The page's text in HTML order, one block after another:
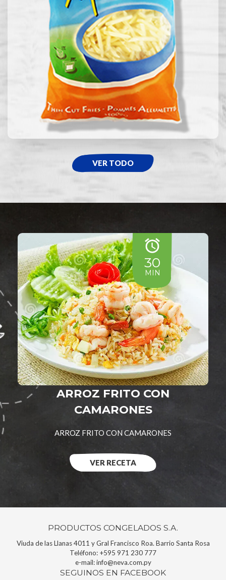
VER TODO
30
MIN
ARROZ FRITO CON
CAMARONES
ARROZ FRITO CON CAMARONES
VER RECETA
PRODUCTOS CONGELADOS S.A.
Viuda de las Llanas 4011 y Gral Francisco Roa. Barrio Santa Rosa
Teléfono: +595 971 230 777
e-mail:info@neva.com.py
SEGUINOS EN FACEBOOK